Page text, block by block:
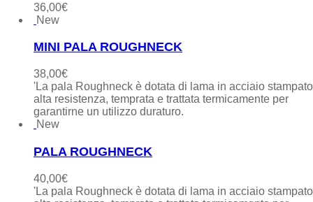
36,00€
New
MINI PALA ROUGHNECK
38,00€
'La pala Roughneck è dotata di lama in acciaio
alta resistenza, temprata e trattata termicamente per
garantirne un utilizzo duraturo.
New
PALA ROUGHNECK
40,00€
'La pala Roughneck è dotata di lama in acciaio